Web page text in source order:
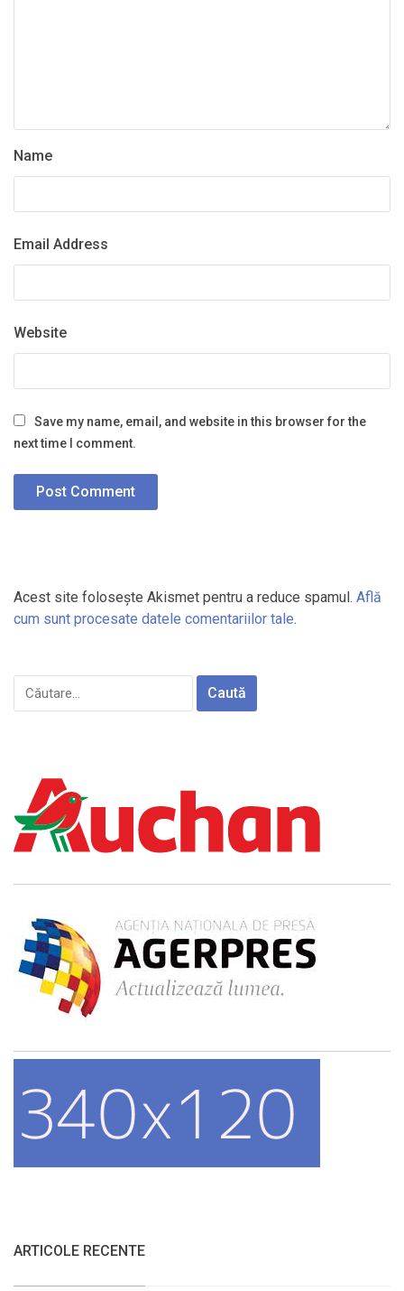
Name
Email Address
Website
Save my name, email, and website in this browser for the
next time I comment.
Acest site folosește Akismet pentru a reduce spamul. Află
cum sunt procesate datele comentariilor tale.
Caută
după:
ARTICOLE RECENTE